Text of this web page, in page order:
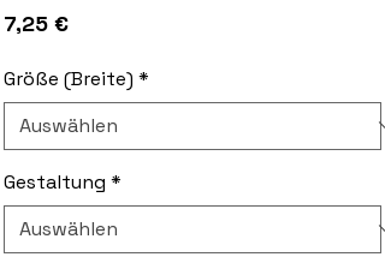
7,25 €Preis
Größe (Breite) *
Gestaltung *